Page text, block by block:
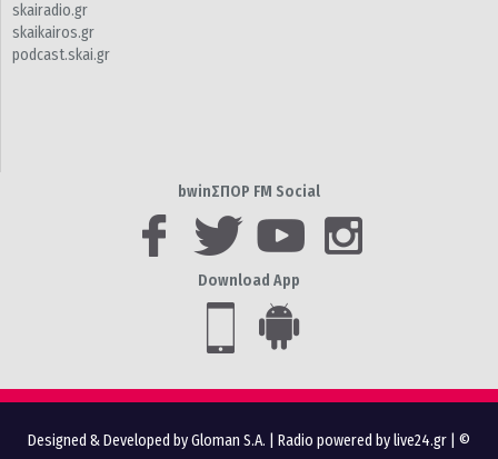
skairadio.gr
skaikairos.gr
podcast.skai.gr
bwinΣΠΟΡ FM Social
Download App
Designed & Developed by Gloman S.A. Radio powered by live24.gr | ©